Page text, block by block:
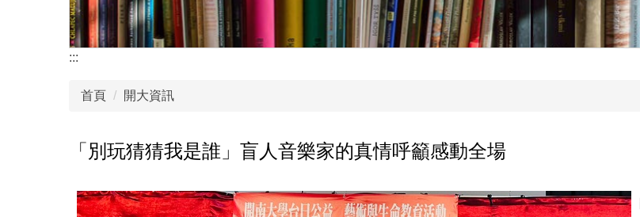
:::
首頁 開大資訊
「別玩猜猜我是誰」盲人音樂家的真情呼籲感動全場